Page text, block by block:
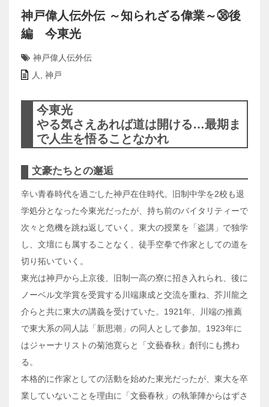
神戸偉人伝外伝 ～知られざる偉業～㊳後
編 今東光
神戸偉人伝外伝
人
神戸
今東光
やる気さえあれば道は開ける…最期ま
で人生を悟ることなかれ
文豪たちとの邂逅
辛い青春時代を過ごした神戸在住時代。旧制中学を2校も退
学処分となった今東光だったが、持ち前のバイタリティーで
次々と危機を跳ね返していく。東大の授業を「盗講」で独学
し、文壇にも属することなく、徒手空拳で作家としての道を
切り拓いていく。
東光は神戸から上京後、旧制一高の寮に招き入れられ、後に
ノーベル文学賞を受賞する川端康成と交流を重ね、芥川龍之
介らと共に東大の講義を受けていた。1921年、川端の推薦
で東大系の同人誌「新思潮」の同人として参加。1923年に
はジャーナリストの菊池寛らと「文藝春秋」創刊にも携わ
る。
本格的に作家としての活動を始めた東光だったが、東大を卒
業していないことを理由に「文藝春秋」の執筆陣からはずさ